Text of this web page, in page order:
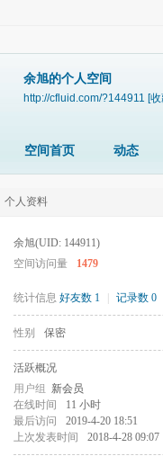
余旭的个人空间
http://cfluid.com/?144911 [收
空间首页 动态
个人资料
余旭(UID: 144911)
空间访问量
1479
统计信息 好友数 1 记录数 0
性别 保密
活跃概况
用户组 新会员
在线时间
11 小时
最后访问
2019-4-20 18:51
上次发表时间
2018-4-28 09:07